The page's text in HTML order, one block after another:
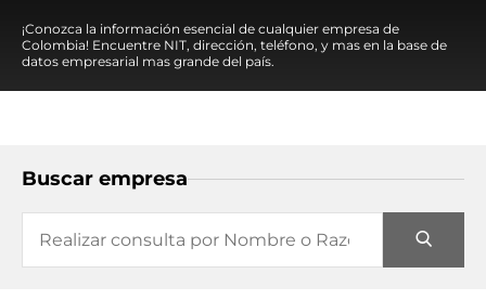
¡Conozca la información esencial de cualquier empresa de
Colombia! Encuentre NIT, dirección, teléfono, y mas en la base de
datos empresarial mas grande del país.
Buscar empresa